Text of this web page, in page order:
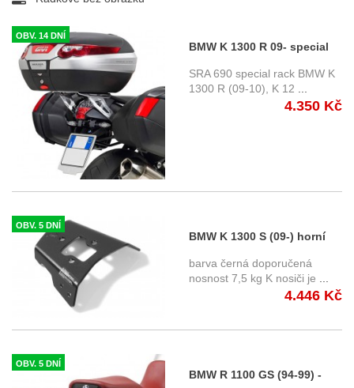
OBV. 14 DNÍ
BMW K 1300 R 09- special
rack pro kufry Monokey Givi
SRA 690 special rack BMW K
1300 R (09-10), K 12
4.350 Kč
OBV. 5 DNÍ
BMW K 1300 S (09-) horní
nosič SW-Motech
GPT.07.361.15000/B
barva černá doporučená
nosnost 7,5 kg K nosiči je
4.446 Kč
OBV. 5 DNÍ
BMW R 1100 GS (94-99) -